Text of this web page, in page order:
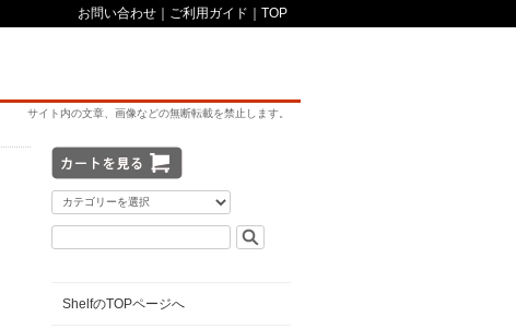
お問い合わせ ご利用ガイド TOP
サイト内の文章、画像などの無断転載を禁止します。
ShelfのTOPページへ